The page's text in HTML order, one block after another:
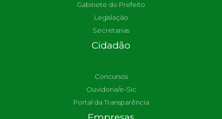
Gabinete do Prefeito
Legislação
Secretarias
Cidadão
Concursos
Ouvidoria/e-Sic
Portal da Transparência